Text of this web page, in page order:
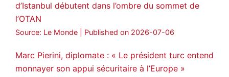
d’Istanbul débutent dans l’ombre du sommet de
l’OTAN
Source: Le Monde Published on 2026-07-06
Marc Pierini, diplomate : « Le président turc entend
monnayer son appui sécuritaire à l’Europe »